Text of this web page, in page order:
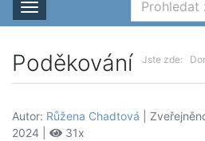
Rozbalit nabídku
Poděkování Jste zde:
Autor: Růžena Chadtová |
2024 |
31x